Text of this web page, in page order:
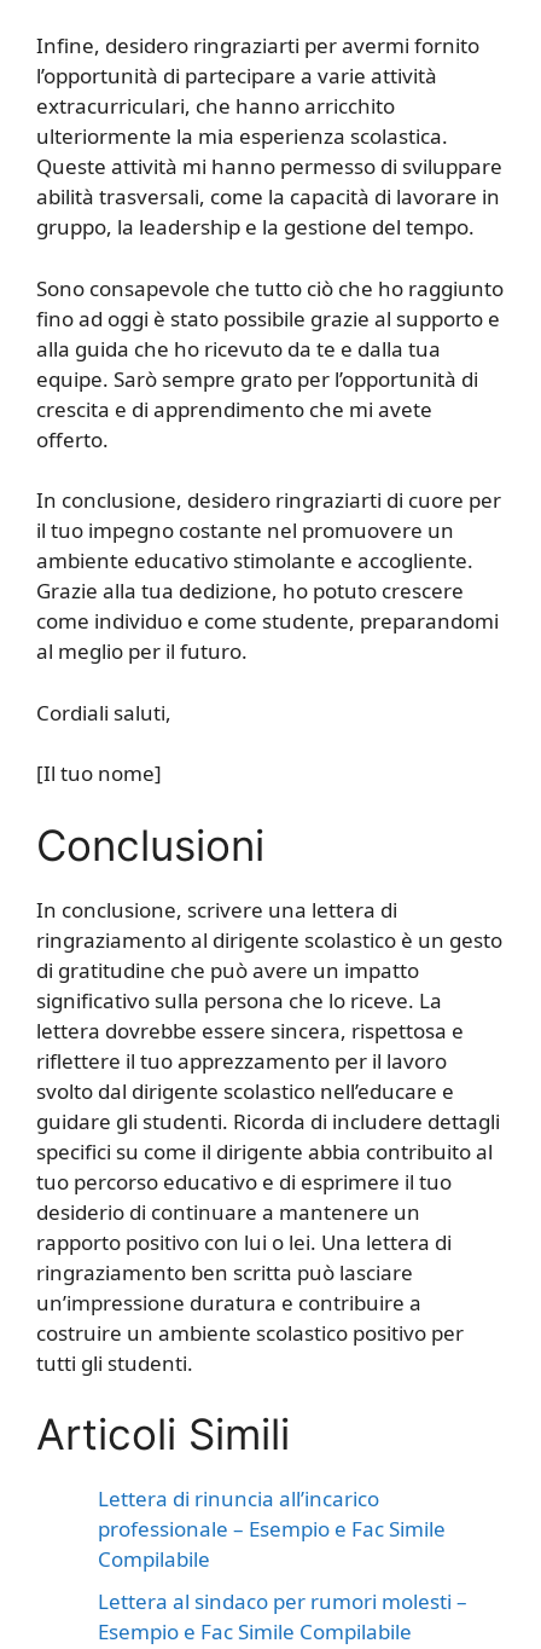
Infine, desidero ringraziarti per avermi fornito
l’opportunità di partecipare a varie attività
extracurriculari, che hanno arricchito
ulteriormente la mia esperienza scolastica.
Queste attività mi hanno permesso di sviluppare
abilità trasversali, come la capacità di lavorare in
gruppo, la leadership e la gestione del tempo.
Sono consapevole che tutto ciò che ho raggiunto
fino ad oggi è stato possibile grazie al supporto e
alla guida che ho ricevuto da te e dalla tua
equipe. Sarò sempre grato per l’opportunità di
crescita e di apprendimento che mi avete
offerto.
In conclusione, desidero ringraziarti di cuore per
il tuo impegno costante nel promuovere un
ambiente educativo stimolante e accogliente.
Grazie alla tua dedizione, ho potuto crescere
come individuo e come studente, preparandomi
al meglio per il futuro.
Cordiali saluti,
[Il tuo nome]
Conclusioni
In conclusione, scrivere una lettera di
ringraziamento al dirigente scolastico è un gesto
di gratitudine che può avere un impatto
significativo sulla persona che lo riceve. La
lettera dovrebbe essere sincera, rispettosa e
riflettere il tuo apprezzamento per il lavoro
svolto dal dirigente scolastico nell’educare e
guidare gli studenti. Ricorda di includere dettagli
specifici su come il dirigente abbia contribuito al
tuo percorso educativo e di esprimere il tuo
desiderio di continuare a mantenere un
rapporto positivo con lui o lei. Una lettera di
ringraziamento ben scritta può lasciare
un’impressione duratura e contribuire a
costruire un ambiente scolastico positivo per
tutti gli studenti.
Articoli Simili
Lettera di rinuncia all’incarico
professionale – Esempio e Fac Simile
Compilabile
Lettera al sindaco per rumori molesti –
Esempio e Fac Simile Compilabile